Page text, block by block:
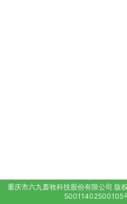
重庆市六九畜牧科技股份有限公司 版
50011402500105